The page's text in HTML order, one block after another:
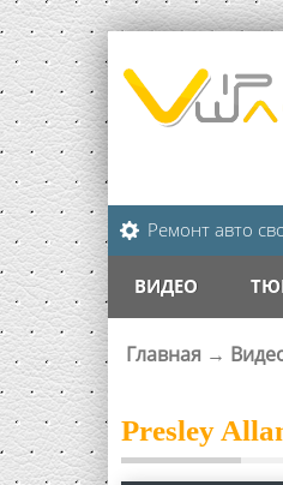
Ремонт авто
ВИДЕО
Главная →
Presley